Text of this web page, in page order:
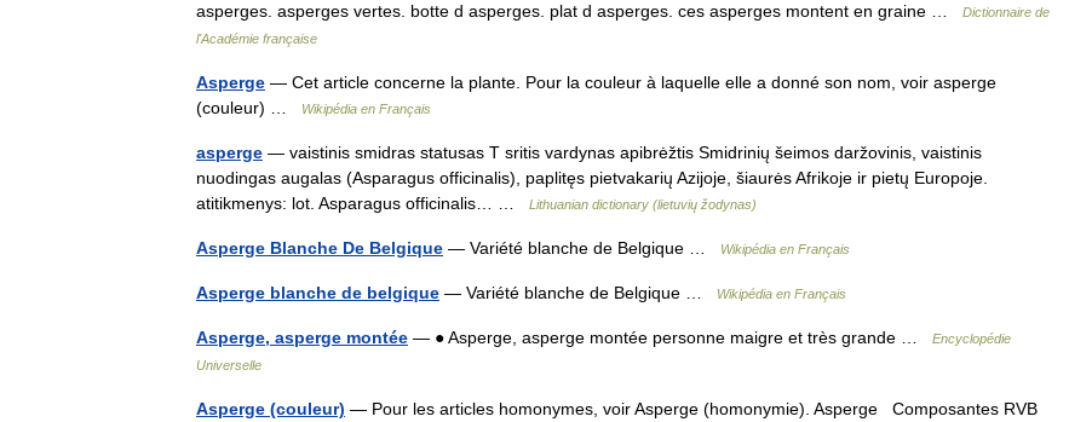
asperges. asperges vertes. botte d asperges. plat d asperges. ces asperges montent en graine …
Dictionnaire de
l'Académie française
Asperge — Cet article concerne la plante. Pour la couleur à laquelle elle a donné son nom, voir asperge
(couleur) …
Wikipédia en Français
asperge — vaistinis smidras statusas T sritis vardynas apibrėžtis Smidrinių šeimos daržovinis, vaistinis
nuodingas augalas (Asparagus officinalis), paplitęs pietvakarių Azijoje, šiaurės Afrikoje ir pietų Europoje.
atitikmenys: lot. Asparagus officinalis… …
Lithuanian dictionary (lietuvių žodynas)
Asperge Blanche De Belgique — Variété blanche de Belgique … Wikipédia en Français
Asperge blanche de belgique — Variété blanche de Belgique … Wikipédia en Français
Asperge, asperge montée — ● Asperge, asperge montée personne maigre et très grande …
Encyclopédie
Universelle
Asperge (couleur) — Pour les articles homonymes, voir Asperge (homonymie). Asperge Composantes RVB